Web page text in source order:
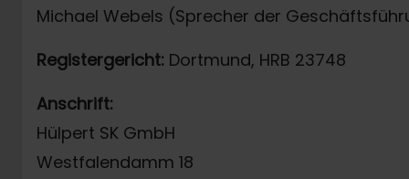
Michael Webels (Sprecher der
Registergericht: Dortmund, HRB 23748
Anschrift:
Hülpert SK GmbH
Westfalendamm 18